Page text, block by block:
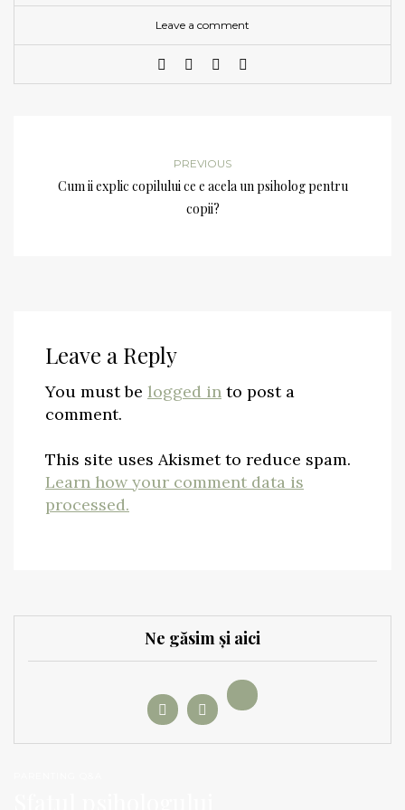
Leave a comment
PREVIOUS
Cum ii explic copilului ce e acela un psiholog pentru
copii?
Leave a Reply
You must be logged in to post a
comment.
This site uses Akismet to reduce spam.
Learn how your comment data is
processed.
Ne găsim și aici